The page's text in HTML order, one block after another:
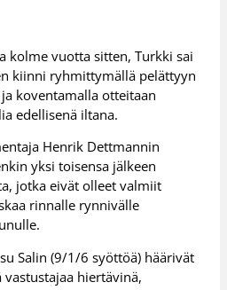
kolme vuotta sitten, Turkki sai
kiinni ryhmittymällä pelättyyn
koventamalla otteitaan
edellisenä iltana.
Henrik Dettmannin
yksi toisensa jälkeen
jotka eivät olleet valmiit
rinnalle rynnivälle
Salin (9/1/6 syöttöä) häärivät
hiertävinä,